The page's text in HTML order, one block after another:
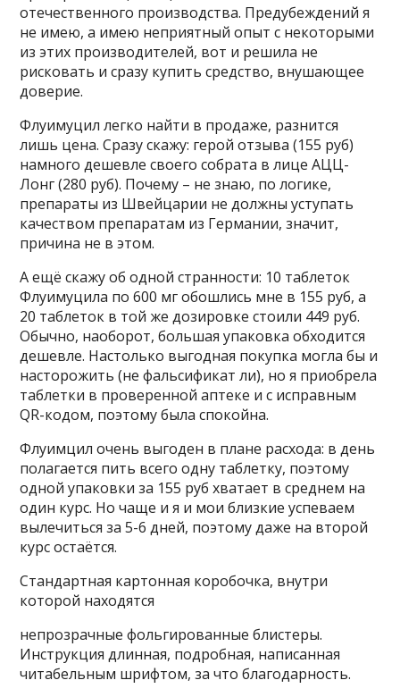
отечественного производства. Предубеждений я
не имею, а имею неприятный опыт с некоторыми
из этих производителей, вот и решила не
рисковать и сразу купить средство, внушающее
доверие.
Флуимуцил легко найти в продаже, разнится
лишь цена. Сразу скажу: герой отзыва (155 руб)
намного дешевле своего собрата в лице АЦЦ-
Лонг (280 руб). Почему – не знаю, по логике,
препараты из Швейцарии не должны уступать
качеством препаратам из Германии, значит,
причина не в этом.
А ещё скажу об одной странности: 10 таблеток
Флуимуцила по 600 мг обошлись мне в 155 руб, а
20 таблеток в той же дозировке стоили 449 руб.
Обычно, наоборот, большая упаковка обходится
дешевле. Настолько выгодная покупка могла бы и
насторожить (не фальсификат ли), но я приобрела
таблетки в проверенной аптеке и с исправным
QR-кодом, поэтому была спокойна.
Флуимцил очень выгоден в плане расхода: в день
полагается пить всего одну таблетку, поэтому
одной упаковки за 155 руб хватает в среднем на
один курс. Но чаще и я и мои близкие успеваем
вылечиться за 5-6 дней, поэтому даже на второй
курс остаётся.
Стандартная картонная коробочка, внутри
которой находятся
непрозрачные фольгированные блистеры.
Инструкция длинная, подробная, написанная
читабельным шрифтом, за что благодарность.